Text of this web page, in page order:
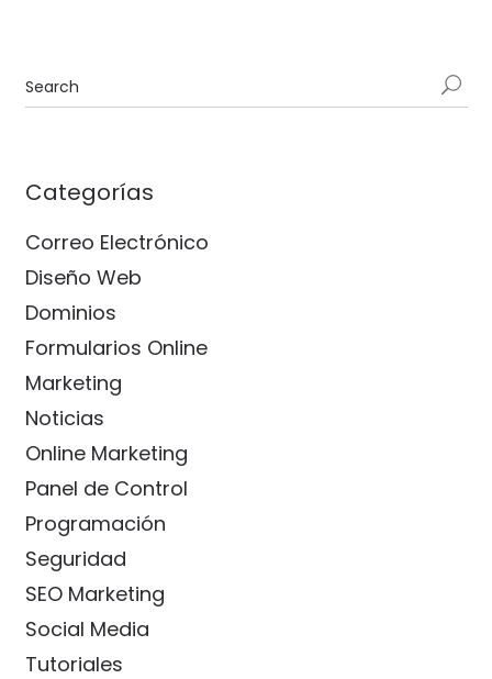
Categorías
Correo Electrónico
Diseño Web
Dominios
Formularios Online
Marketing
Noticias
Online Marketing
Panel de Control
Programación
Seguridad
SEO Marketing
Social Media
Tutoriales